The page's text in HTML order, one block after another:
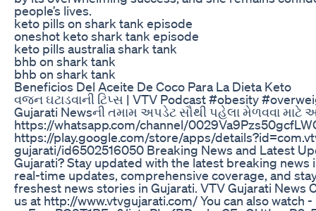
people’s lives.
keto pills on shark tank episode
oneshot keto shark tank episode
keto pills australia shark tank
bhb on shark tank
bhb on shark tank
Beneficios Del Aceite De Coco Para La Dieta Keto
વજન ઘટાડવાની ટિપ્સ | VTV Podcast #obesity
Gujarati Newsની તમામ અપડેટ સૌથી પહેલા મેળ​વ​વા માટે
https://whatsapp.com/channel/
https://play.google.com/store/apps/
gujarati/id6502516050 Breaking News and Latest
Gujarati? Stay updated with the latest breaking
real-time updates, comprehensive coverage, and
freshest news stories in Gujarati. VTV Gujarati News
us at http://www.vtvgujarati.com/ You can also